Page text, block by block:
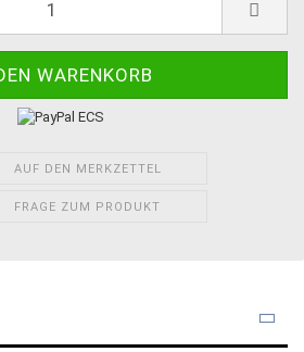
AUF DEN MERKZETTEL
FRAGE ZUM PRODUKT